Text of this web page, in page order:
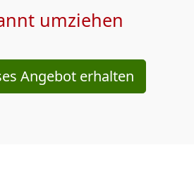
umziehen
Angebot erhalten